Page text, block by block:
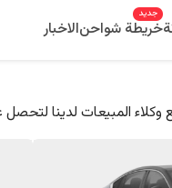
خريطة شواحن
جديد
الاخبار
المبيعات لدينا